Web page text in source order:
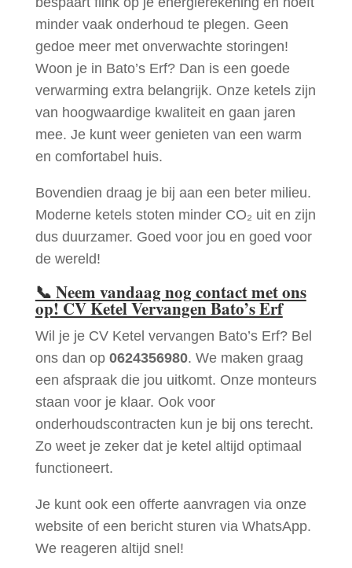
minder vaak onderhoud te plegen. Geen
gedoe meer met onverwachte storingen!
Woon je in Bato’s Erf? Dan is een goede
verwarming extra belangrijk. Onze ketels zijn
van hoogwaardige kwaliteit en gaan jaren
mee. Je kunt weer genieten van een warm
en comfortabel huis.
Bovendien draag je bij aan een beter milieu.
Moderne ketels stoten minder CO₂ uit en zijn
dus duurzamer. Goed voor jou en goed voor
de wereld!
📞 Neem vandaag nog contact met ons
op! CV Ketel Vervangen Bato’s Erf
Wil je je CV Ketel vervangen Bato’s Erf? Bel
ons dan op 0624356980. We maken graag
een afspraak die jou uitkomt. Onze monteurs
staan voor je klaar. Ook voor
onderhoudscontracten kun je bij ons terecht.
Zo weet je zeker dat je ketel altijd optimaal
functioneert.
Je kunt ook een offerte aanvragen via onze
website of een bericht sturen via WhatsApp.
We reageren altijd snel!